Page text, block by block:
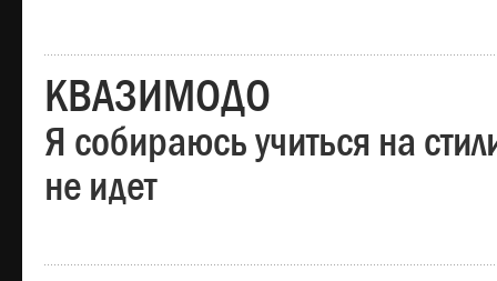
КВАЗИМОДО
Я собираюсь учиться на
не идет